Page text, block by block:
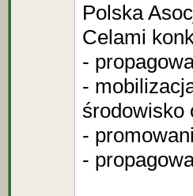
Polska
Celami
-
-
środowisko
-
-